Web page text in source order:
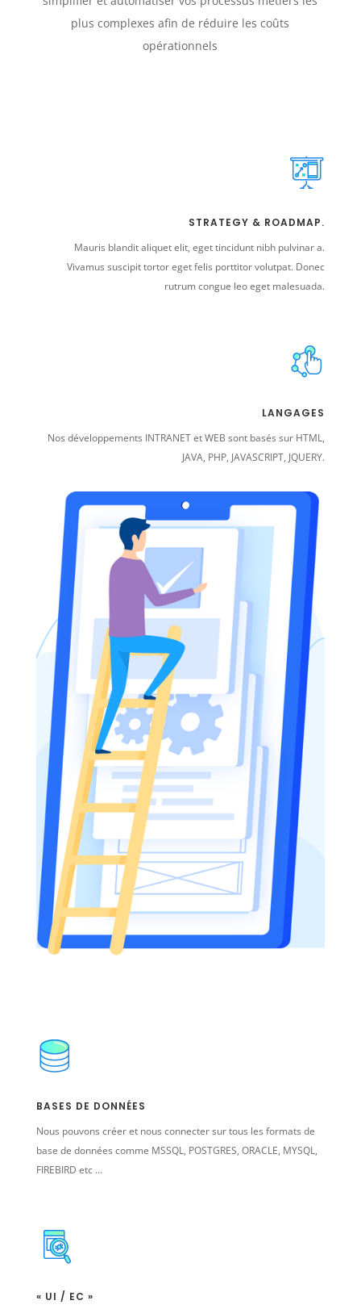
plus complexes afin de réduire les coûts
opérationnels
STRATEGY & ROADMAP.
Mauris blandit aliquet elit, eget tincidunt nibh pulvinar a.
Vivamus suscipit tortor eget felis porttitor volutpat. Donec
rutrum congue leo eget malesuada.
LANGAGES
Nos développements INTRANET et WEB sont basés sur HTML,
JAVA, PHP, JAVASCRIPT, JQUERY.
BASES DE DONNÉES
Nous pouvons créer et nous connecter sur tous les formats de
base de données comme MSSQL, POSTGRES, ORACLE, MYSQL,
FIREBIRD etc …
« UI / EC »